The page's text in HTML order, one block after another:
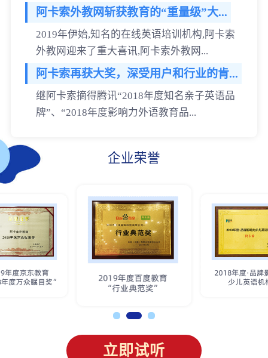
阿卡索外教网斩获教育的“重量级”大...
2019年伊始,知名的在线英语培训机构,阿卡索
外教网迎来了重大喜讯,阿卡索外教网...
阿卡索再获大奖，深受用户和行业的肯...
继阿卡索摘得腾讯“2018年度知名亲子英语品
牌”、“2018年度影响力外语教育品...
企业荣誉
立即试听